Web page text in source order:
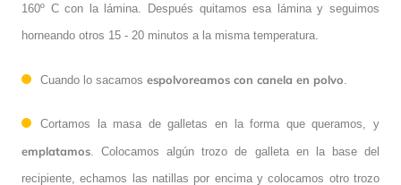
160º C con la lámina. Después quitamos esa lámina y seguimos
horneando otros 15 - 20 minutos a la misma temperatura.
Cuando lo sacamos espolvoreamos con canela en polvo
Cortamos la masa de galletas en la forma que queramos, y
emplatamos . Colocamos algún trozo de galleta en la base del
recipiente, echamos las natillas por encima y colocamos otro trozo